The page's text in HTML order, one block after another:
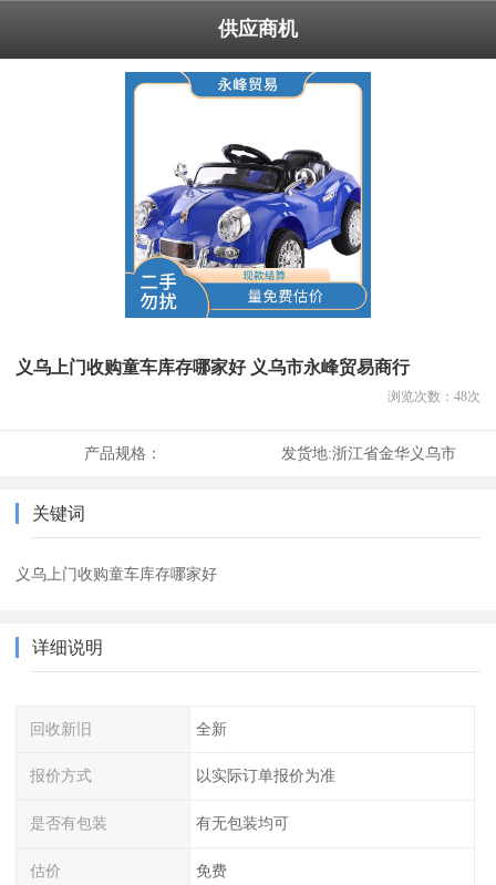
供应商机
义乌上门收购童车库存哪家好 义乌市永峰贸易商行
浏览次数： 48次
产品规格： 发货地:浙江省金华义乌市
关键词
义乌上门收购童车库存哪家好
详细说明
回收新旧 全新
报价方式 以实际订单报价为准
是否有包装 有无包装均可
估价 免费